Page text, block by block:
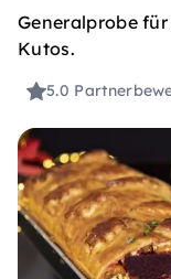
Generalprobe
Kutos.
5.0